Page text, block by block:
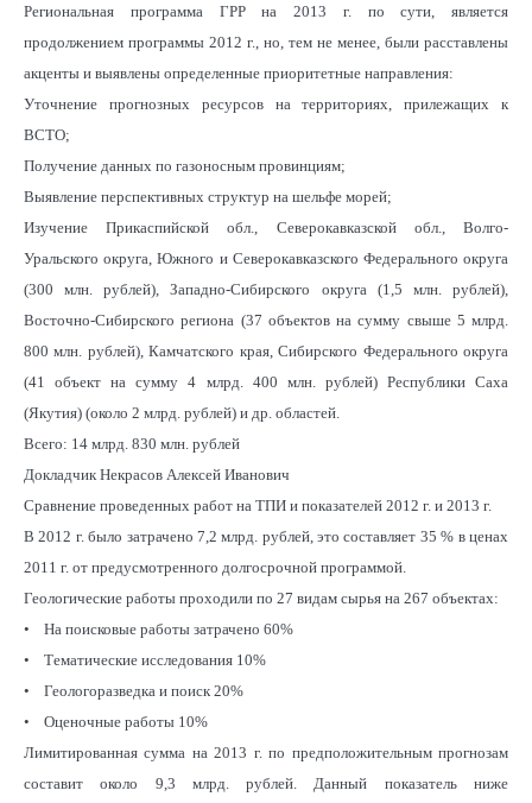
Региональная программа ГРР на 2013 г. по сути, является
продолжением программы 2012 г., но, тем не менее, были расставлены
акценты и выявлены определенные приоритетные направления:
Уточнение прогнозных ресурсов на территориях, прилежащих к
ВСТО;
Получение данных по газоносным провинциям;
Выявление перспективных структур на шельфе морей;
Изучение Прикаспийской обл., Северокавказской обл., Волго-
Уральского округа, Южного и Северокавказского Федерального округа
(300 млн. рублей), Западно-Сибирского округа (1,5 млн. рублей),
Восточно-Сибирского региона (37 объектов на сумму свыше 5 млрд.
800 млн. рублей), Камчатского края, Сибирского Федерального округа
(41 объект на сумму 4 млрд. 400 млн. рублей) Республики Саха
(Якутия) (около 2 млрд. рублей) и др. областей.
Всего: 14 млрд. 830 млн. рублей
Докладчик Некрасов Алексей Иванович
Сравнение проведенных работ на ТПИ и показателей 2012 г. и 2013 г.
В 2012 г. было затрачено 7,2 млрд. рублей, это составляет 35 % в ценах
2011 г. от предусмотренного долгосрочной программой.
Геологические работы проходили по 27 видам сырья на 267 объектах:
• На поисковые работы затрачено 60%
• Тематические исследования 10%
• Геологоразведка и поиск 20%
• Оценочные работы 10%
Лимитированная сумма на 2013 г. по предположительным прогнозам
составит около 9,3 млрд. рублей. Данный показатель ниже